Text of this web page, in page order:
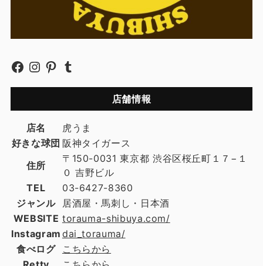
店舗情報
店名
虎うま
好きな球団 阪神タイガース
住所
〒150-0031 東京都 渋谷区桜丘町１７−１
０ 吉野ビル
TEL
03-6427-8360
ジャンル
居酒屋・馬刺し・日本酒
WEBSITE torauma-shibuya.com/
Instagram dai_torauma/
食べログ
こちらから